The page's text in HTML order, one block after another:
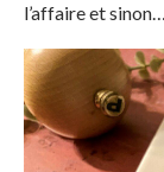
l’affaire et